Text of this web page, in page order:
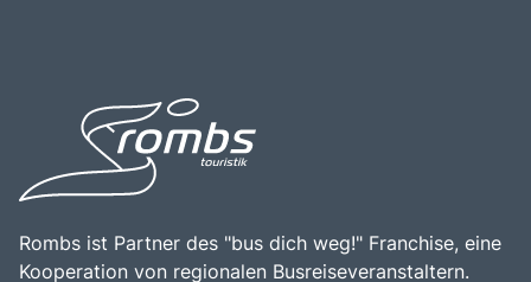
Rombs ist Partner des "bus dich weg!" Franchise, eine
Kooperation von regionalen Busreiseveranstaltern.